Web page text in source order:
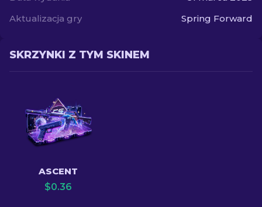
Aktualizacja gry
Spring Forward
SKRZYNKI Z TYM SKINEM
ASCENT
$0.36